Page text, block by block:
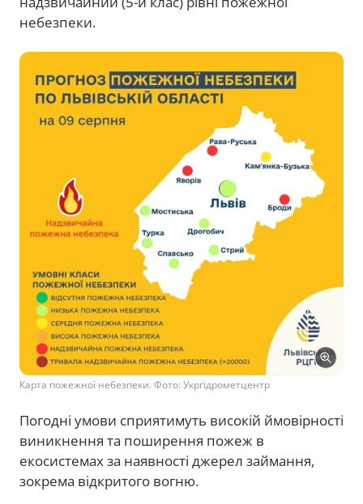
небезпеки.
Карта пожежної небезпеки. Фото: Укргідрометцентр
Погодні умови сприятимуть високій ймовірності
виникнення та поширення пожеж в
екосистемах за наявності джерел займання,
зокрема відкритого вогню.